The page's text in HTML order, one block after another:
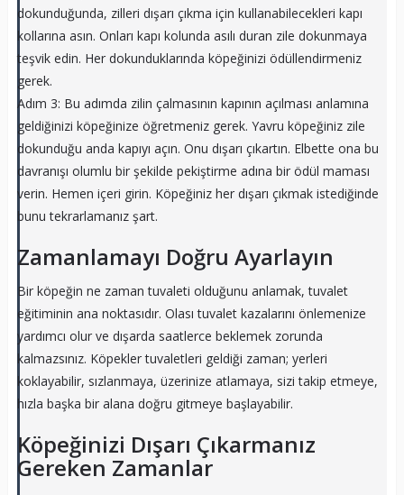
dokunduğunda, zilleri dışarı çıkma için kullanabilecekleri kapı
kollarına asın. Onları kapı kolunda asılı duran zile dokunmaya
teşvik edin. Her dokunduklarında köpeğinizi ödüllendirmeniz
gerek.
Adım 3: Bu adımda zilin çalmasının kapının açılması anlamına
geldiğinizi köpeğinize öğretmeniz gerek. Yavru köpeğiniz zile
dokunduğu anda kapıyı açın. Onu dışarı çıkartın. Elbette ona bu
davranışı olumlu bir şekilde pekiştirme adına bir ödül maması
verin. Hemen içeri girin. Köpeğiniz her dışarı çıkmak istediğinde
bunu tekrarlamanız şart.
Zamanlamayı Doğru Ayarlayın
Bir köpeğin ne zaman tuvaleti olduğunu anlamak, tuvalet
eğitiminin ana noktasıdır. Olası tuvalet kazalarını önlemenize
yardımcı olur ve dışarda saatlerce beklemek zorunda
kalmazsınız. Köpekler tuvaletleri geldiği zaman; yerleri
koklayabilir, sızlanmaya, üzerinize atlamaya, sizi takip etmeye,
hızla başka bir alana doğru gitmeye başlayabilir.
Köpeğinizi Dışarı Çıkarmanız
Gereken Zamanlar